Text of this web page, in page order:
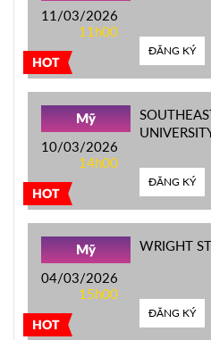
HOT
11/03/2026
11h00
ĐĂNG KÝ
HOT
Mỹ
10/03/2026
14h00
ĐĂNG KÝ
HOT
Mỹ
04/03/2026
15h00
WRIGHT
ĐĂNG KÝ